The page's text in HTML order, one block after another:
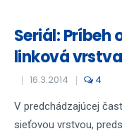
Seriál: Príbeh
linková
16.3.2014 4
V predchádzajúcej
sieťovou vrstvou,